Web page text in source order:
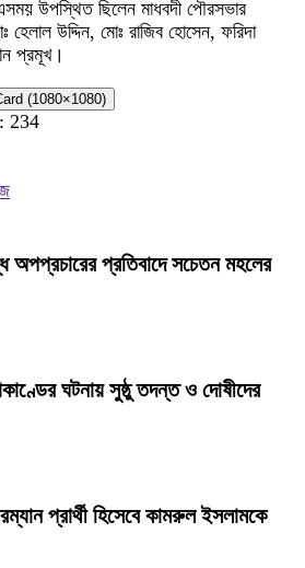
উপস্থিত ছিলেন মাধবদী পৌরসভার
হেলাল উদ্দিন, মোঃ রাজিব হোসেন, ফরিদা
প্রমূখ।
(1080×1080)
234
প্রতিবাদে সচেতন মহলের
ঘটনায় সুষ্ঠু তদন্ত ও দোষীদের
প্রার্থী হিসেবে কামরুল ইসলামকে